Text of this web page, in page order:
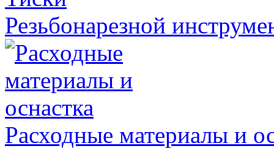
Резьбонарезной
Расходные материалы и